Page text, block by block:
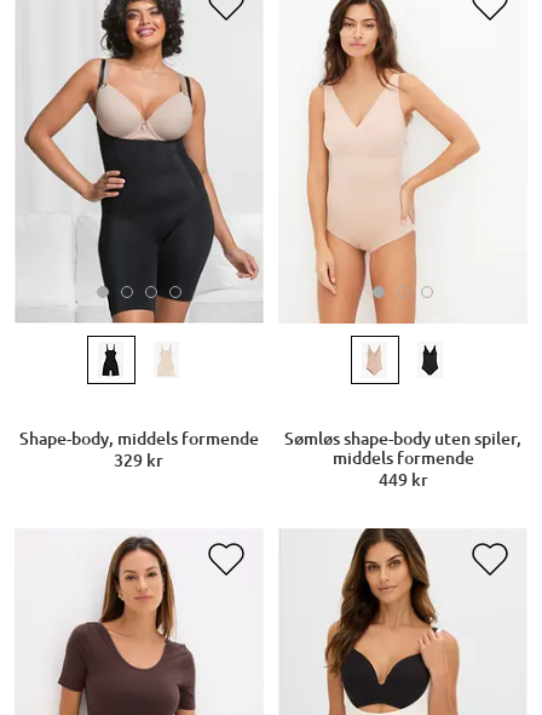
Shape-body, middels formende
329 kr
Sømløs shape-body uten spiler,
middels formende
449 kr